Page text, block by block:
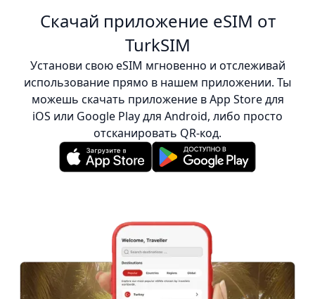
Скачай приложение eSIM от
TurkSIM
Установи свою eSIM мгновенно и отслеживай
использование прямо в нашем приложении. Ты
можешь скачать приложение в App Store для
iOS или Google Play для Android, либо просто
отсканировать QR-код.